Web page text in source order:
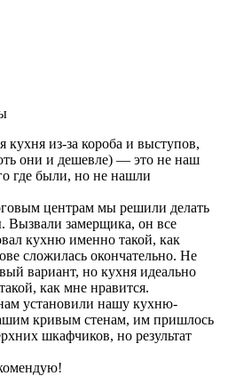
кухня из-за короба и выступов,
они и дешевле) — это не наш
где были, но не нашли
центрам мы решили делать
Вызвали замерщика, он все
кухню именно такой, как
сложилась окончательно. Не
вариант, но кухня идеально
как мне нравится.
установили нашу кухню-
кривым стенам, им пришлось
шкафчиков, но результат